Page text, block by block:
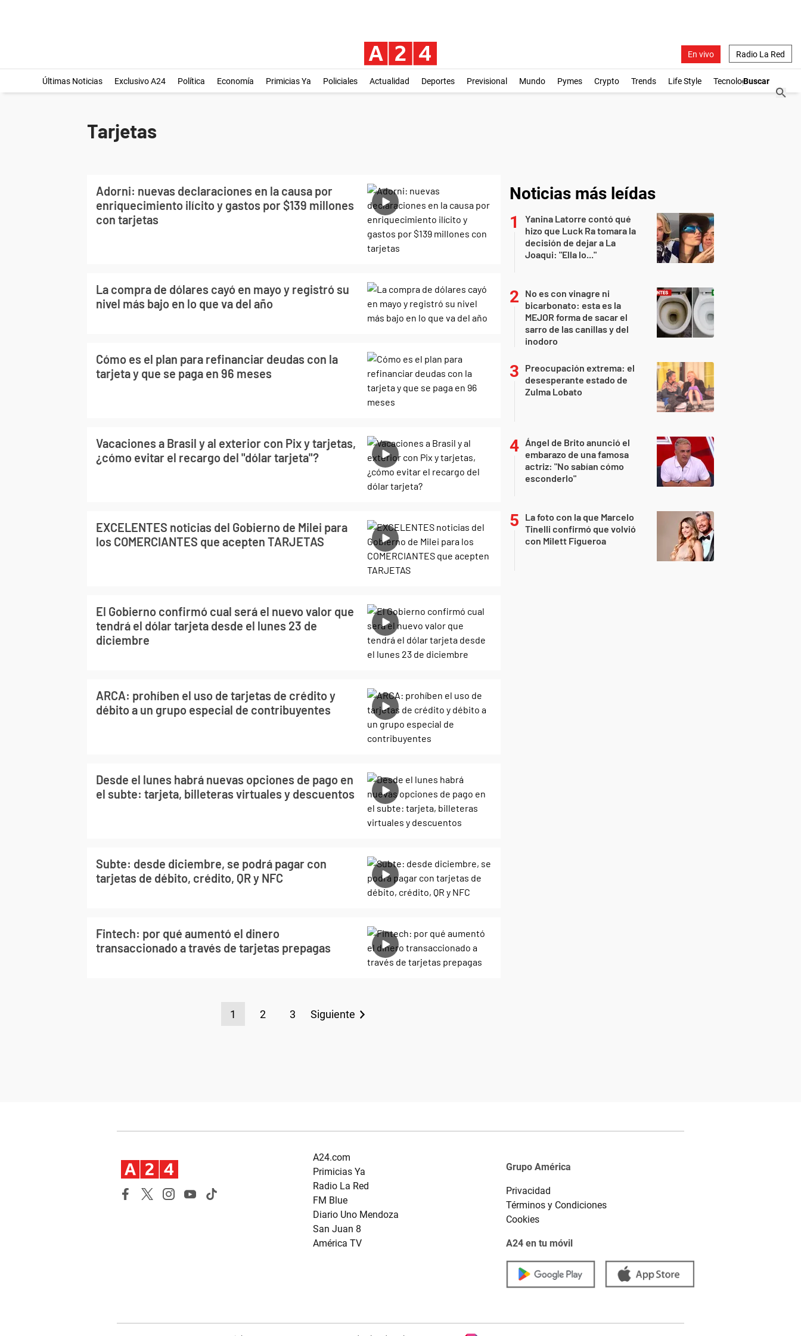
En vivo Radio La Red
Últimas Noticias Exclusivo A24 Política Economía Primicias Ya Policiales Actualidad Deportes Previsional Mundo Pymes Crypto Trends Life Style Tecnología
Tarjetas
Adorni: nuevas declaraciones en la causa por
enriquecimiento ilícito y gastos por $139 millones
con tarjetas
La compra de dólares cayó en mayo y registró su
nivel más bajo en lo que va del año
Cómo es el plan para refinanciar deudas con la
tarjeta y que se paga en 96 meses
Vacaciones a Brasil y al exterior con Pix y tarjetas,
¿cómo evitar el recargo del "dólar tarjeta"?
EXCELENTES noticias del Gobierno de Milei para
los COMERCIANTES que acepten TARJETAS
El Gobierno confirmó cual será el nuevo valor que
tendrá el dólar tarjeta desde el lunes 23 de
diciembre
ARCA: prohíben el uso de tarjetas de crédito y
débito a un grupo especial de contribuyentes
Desde el lunes habrá nuevas opciones de pago en
el subte: tarjeta, billeteras virtuales y descuentos
Subte: desde diciembre, se podrá pagar con
tarjetas de débito, crédito, QR y NFC
Fintech: por qué aumentó el dinero
transaccionado a través de tarjetas prepagas
1 2 3 Siguiente
Noticias más leídas
Yanina Latorre contó qué
hizo que Luck Ra tomara la
decisión de dejar a La
Joaqui: "Ella lo..."
No es con vinagre ni
bicarbonato: esta es la
MEJOR forma de sacar el
sarro de las canillas y del
inodoro
Preocupación extrema: el
desesperante estado de
Zulma Lobato
Ángel de Brito anunció el
embarazo de una famosa
actriz: "No sabían cómo
esconderlo"
La foto con la que Marcelo
Tinelli confirmó que volvió
con Milett Figueroa
A24.com
Primicias Ya
Radio La Red
FM Blue
Diario Uno Mendoza
San Juan 8
América TV
Grupo América
Privacidad
Términos y Condiciones
Cookies
A24 en tu móvil